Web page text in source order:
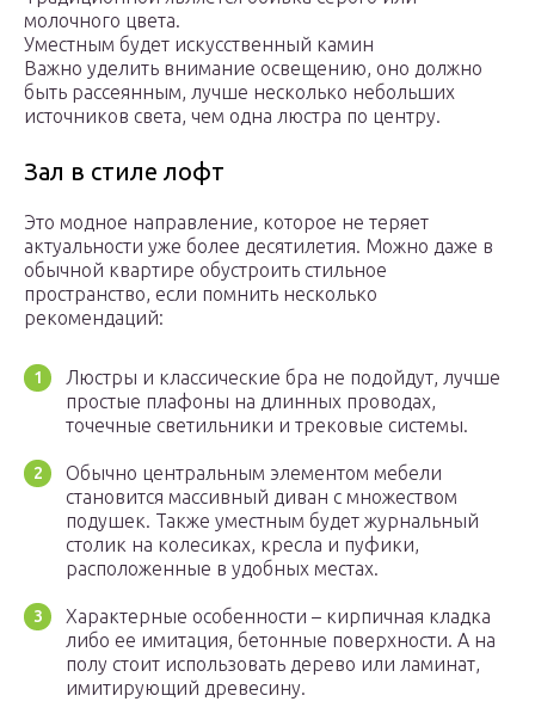
молочного цвета.
Уместным будет искусственный камин
Важно уделить внимание освещению, оно должно
быть рассеянным, лучше несколько небольших
источников света, чем одна люстра по центру.
Зал в стиле лофт
Это модное направление, которое не теряет
актуальности уже более десятилетия. Можно даже в
обычной квартире обустроить стильное
пространство, если помнить несколько
рекомендаций:
Люстры и классические бра не подойдут, лучше
простые плафоны на длинных проводах,
точечные светильники и трековые системы.
Обычно центральным элементом мебели
становится массивный диван с множеством
подушек. Также уместным будет журнальный
столик на колесиках, кресла и пуфики,
расположенные в удобных местах.
Характерные особенности – кирпичная кладка
либо ее имитация, бетонные поверхности. А на
полу стоит использовать дерево или ламинат,
имитирующий древесину.